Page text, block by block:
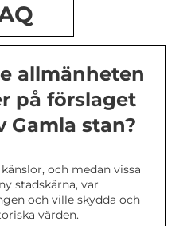
allmänheten
på förslaget
Gamla stan?
och medan vissa
stadskärna, var
och ville skydda och
värden.